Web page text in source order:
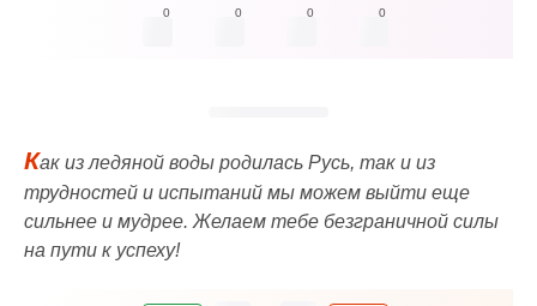
0 0 0 0
Как из ледяной воды родилась Русь, так и из
трудностей и испытаний мы можем выйти еще
сильнее и мудрее. Желаем тебе безграничной силы
на пути к успеху!